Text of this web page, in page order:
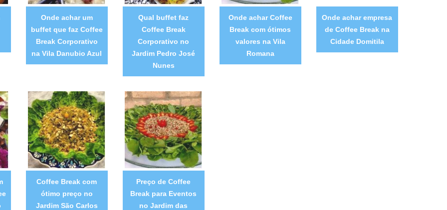
Onde achar um
buffet que faz Coffee
Break Corporativo
na Vila Danubio Azul
Qual buffet faz
Coffee Break
Corporativo no
Jardim Pedro José
Nunes
Onde achar Coffee
Break com ótimos
valores na Vila
Romana
Onde achar empresa
de Coffee Break na
Cidade Domitila
Coffee Break com
ótimo preço no
Jardim São Carlos
Preço de Coffee
Break para Eventos
no Jardim das